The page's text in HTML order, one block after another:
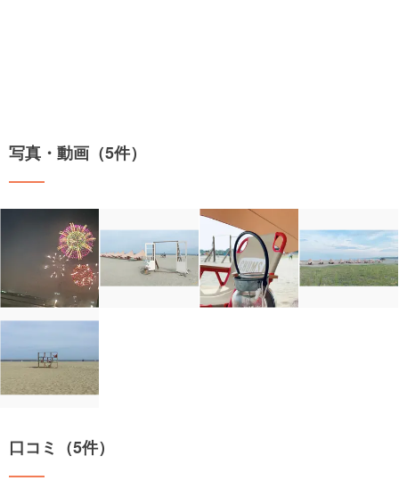
写真・動画（5件）
口コミ（5件）